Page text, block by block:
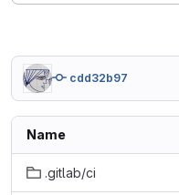
cdd32b97
Name
.gitlab/ci